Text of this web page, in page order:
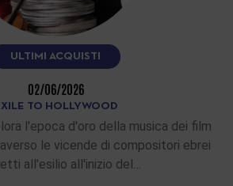
ULTIMI ACQUISTI
02/06/2026
TO HOLLYWOOD
l'epoca d'oro della musica dei film
le vicende di compositori ebrei
all'esilio all'inizio del…